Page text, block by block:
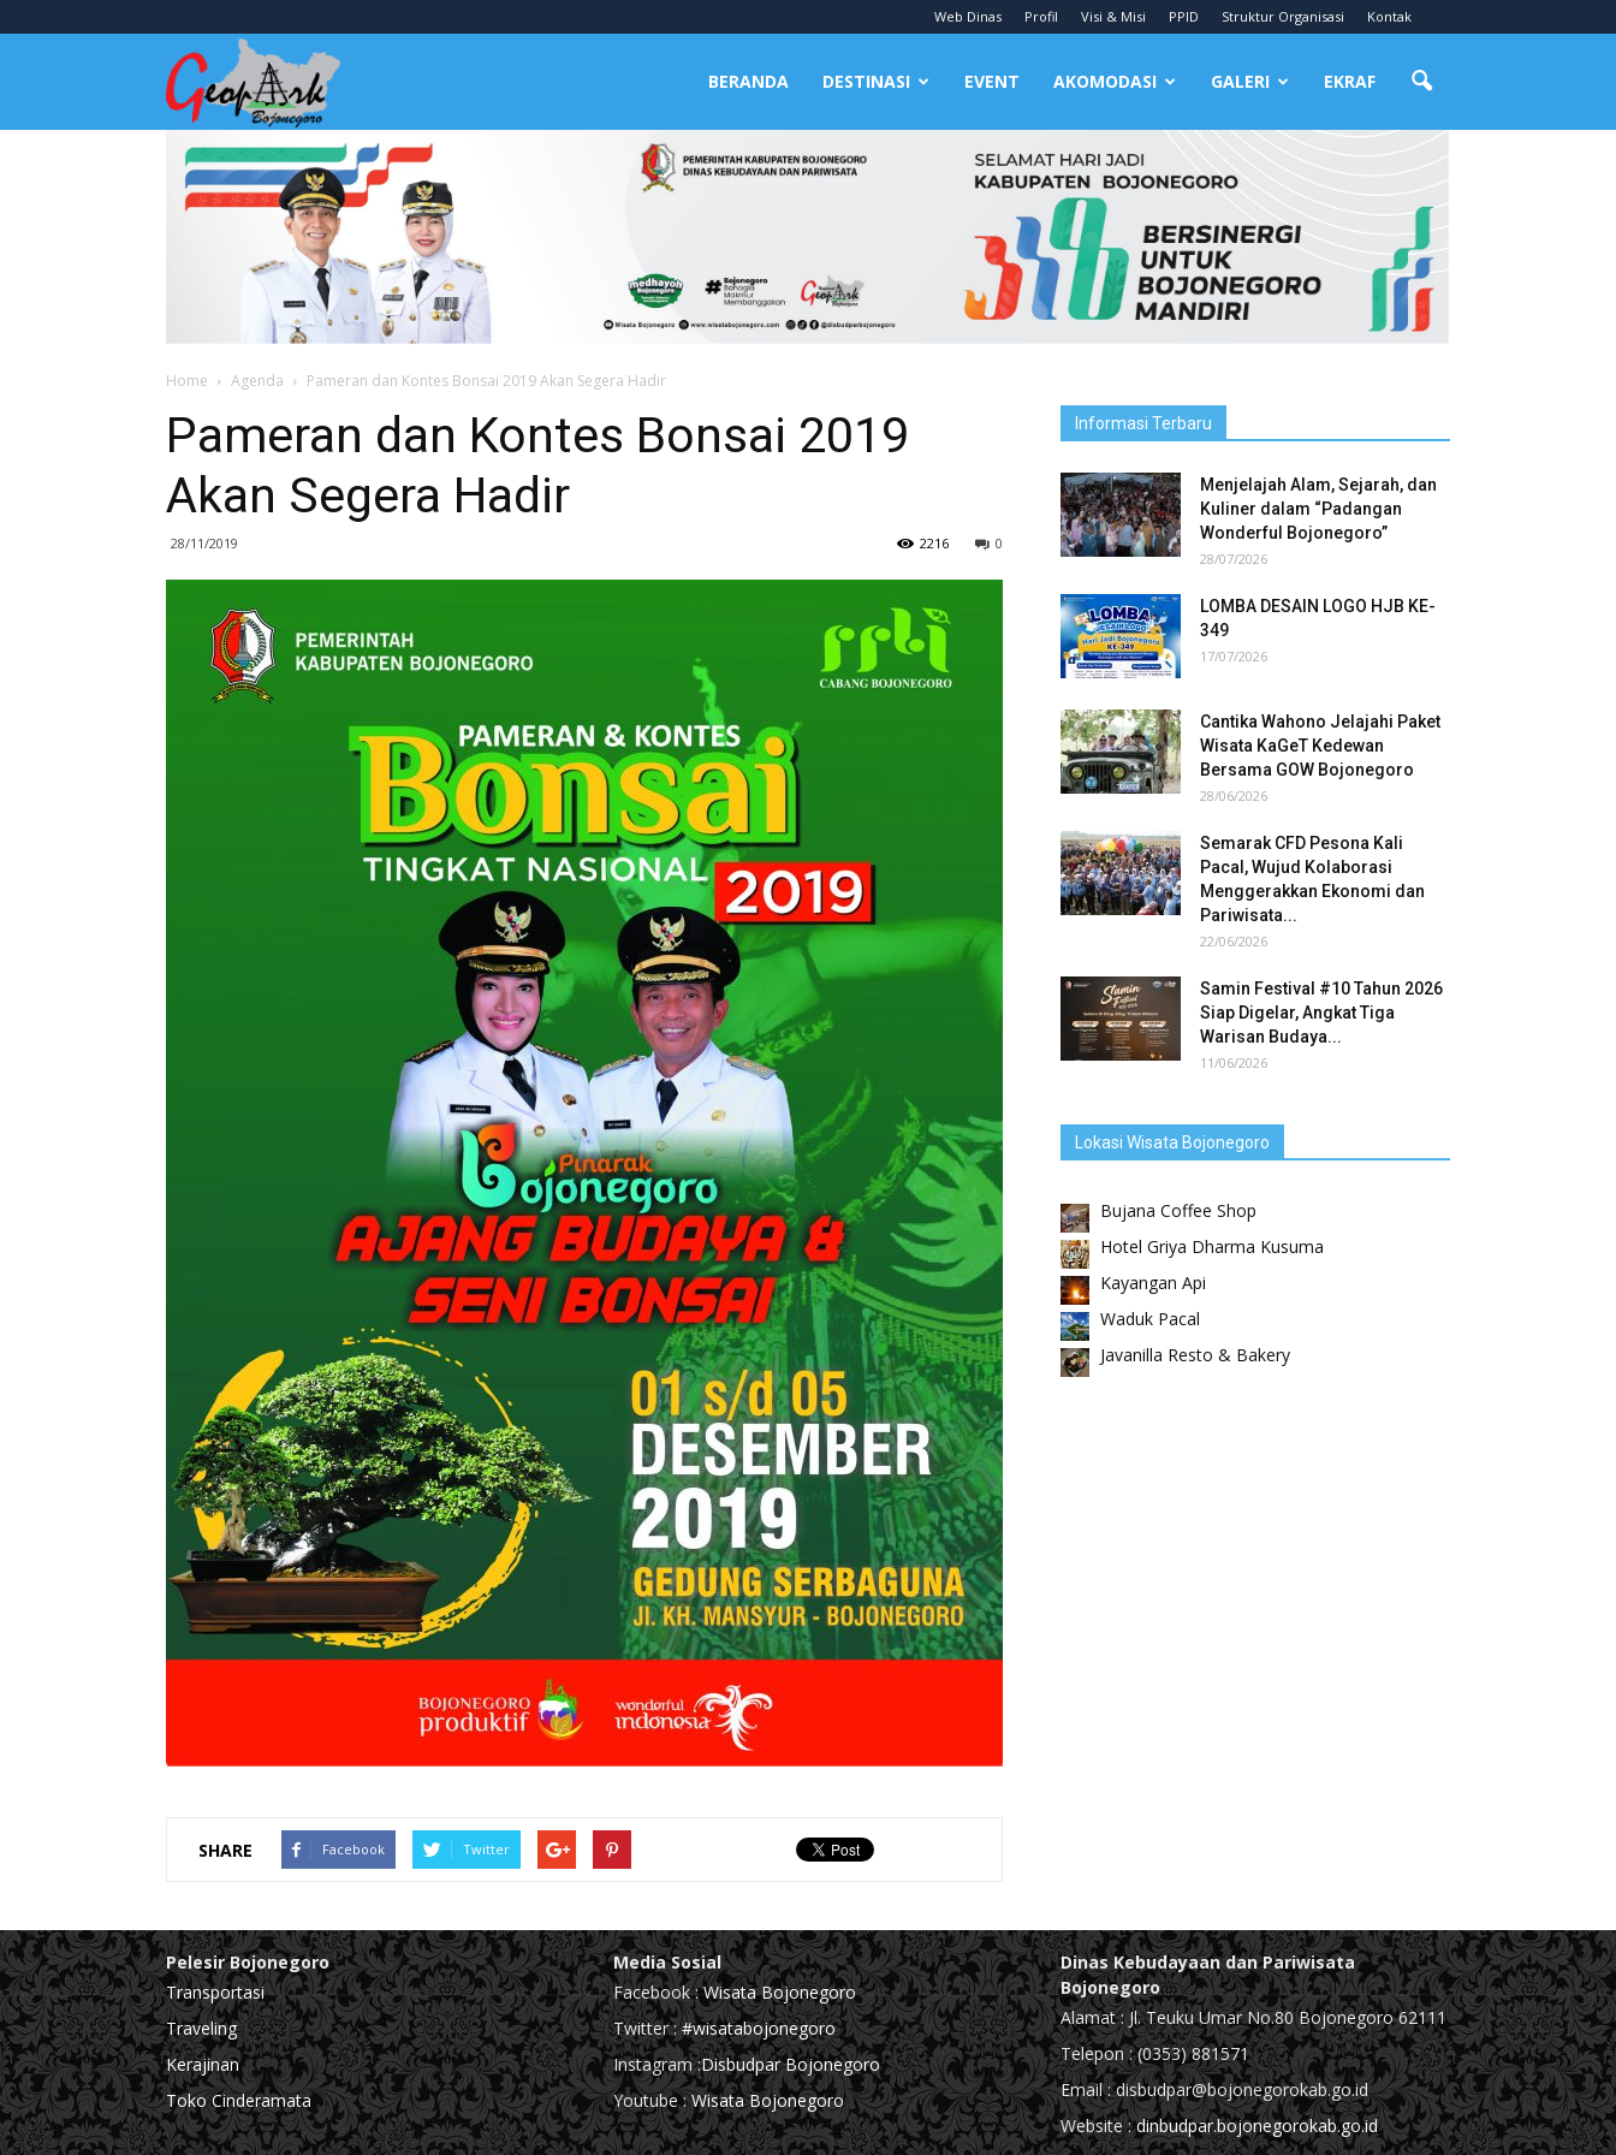
Web Dinas Profil Visi & Misi PPID Struktur Organisasi Kontak
Bojonegoro
BERANDA DESTINASI EVENT AKOMODASI GALERI EKRAF
Home Agenda Pameran dan Kontes Bonsai 2019 Akan Segera Hadir
Pameran dan Kontes Bonsai 2019
Akan Segera Hadir
28/11/2019 0
2216
SHARE Facebook Twitter
Informasi Terbaru
Menjelajah Alam, Sejarah, dan
Kuliner dalam “Padangan
Wonderful Bojonegoro”
28/07/2026
LOMBA DESAIN LOGO HJB KE-
349
17/07/2026
Cantika Wahono Jelajahi Paket
Wisata KaGeT Kedewan
Bersama GOW Bojonegoro
28/06/2026
Semarak CFD Pesona Kali
Pacal, Wujud Kolaborasi
Menggerakkan Ekonomi dan
Pariwisata...
22/06/2026
Samin Festival #10 Tahun 2026
Siap Digelar, Angkat Tiga
Warisan Budaya...
11/06/2026
Lokasi Wisata Bojonegoro
Bujana Coffee Shop
Hotel Griya Dharma Kusuma
Kayangan Api
Waduk Pacal
Javanilla Resto & Bakery
Pelesir Bojonegoro
Transportasi
Traveling
Kerajinan
Toko Cinderamata
Media Sosial
Facebook :Wisata Bojonegoro
Twitter :#wisatabojonegoro
Instagram :Disbudpar Bojonegoro
Youtube :Wisata Bojonegoro
Dinas Kebudayaan dan Pariwisata
Bojonegoro
Alamat : Jl. Teuku Umar No.80 Bojonegoro 62111
Telepon : (0353) 881571
Email : disbudpar@bojonegorokab.go.id
Website :dinbudpar.bojonegorokab.go.id